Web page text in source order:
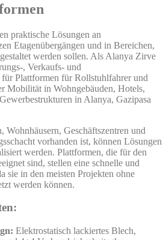
praktische Lösungen an
Etagenübergängen und in Bereichen,
werden sollen. Als Alanya Zirve
, Verkaufs- und
Plattformen für Rollstuhlfahrer und
Mobilität in Wohngebäuden, Hotels,
in Alanya, Gazipasa
Wohnhäusern, Geschäftszentren und
vorhanden ist, können Lösungen
werden. Plattformen, die für den
sind, stellen eine schnelle und
sie in den meisten Projekten ohne
werden können.
Elektrostatisch lackiertes Blech,